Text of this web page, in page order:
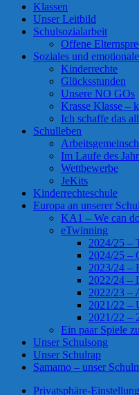
Klassen
Unser Leitbild
Schulsozialarbeit
Offene
Soziales und
Kinderrechte
Glücksstunden
Unsere NO GOs
Krasse Klasse –
Ich schaffe das
Schulleben
Im Laufe des
Wettbewerbe
JeKits
Kinderrechteschule
Europa an unserer
KA1 – We can
eTwinning
2024/25 –
2024/25 –
2023/24 –
2022/24 –
2022/23 –
2021/22 –
2021/22 –
Ein paar Spiele
Unser Schulsong
Unser Schulrap
Samamo – unser
Privatsphäre-